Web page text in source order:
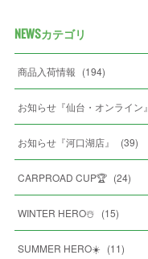
NEWSカテゴリ
商品入荷情報 (194)
お知らせ『仙台・オンライン』
お知らせ『河口湖店』 (39)
CARPROAD CUP🏆 (24)
WINTER HERO☃️ (15)
SUMMER HERO☀️ (11)